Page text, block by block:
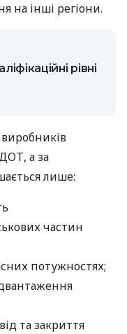
на інші регіони.
рівні
а за
лише:
частин
потужностях;
та закриття